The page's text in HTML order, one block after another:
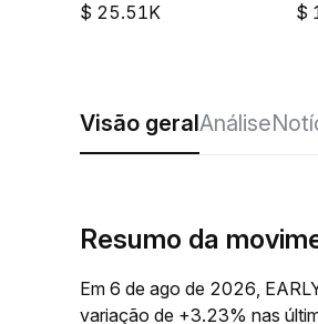
25.51K
Visão geralAnálise
Resumo da
Em 6 de ago de 2026,
variação de +3.23% nas